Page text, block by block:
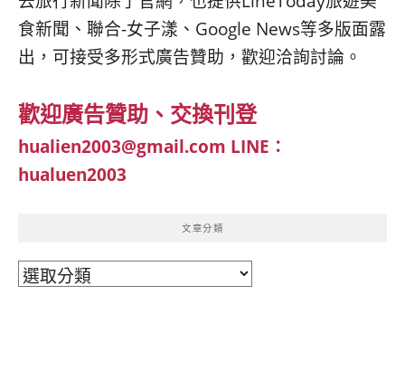
食新聞、聯合-女子漾、Google News等多版面露
出，可接受多形式廣告贊助，歡迎洽詢討論。
歡迎廣告贊助、交換刊登
hualien2003@gmail.com LINE：
hualuen2003
文章分類
文